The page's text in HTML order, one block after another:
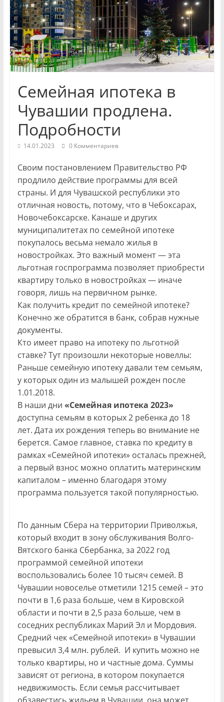
и
экономики
Новости
Чувашской
Чебоксар.
События
происшествия,
интервью,
инсайды.
Семейная ипотека в
Чувашии продлена.
Подробности
14.01.2023 0 Комментариев
Своим постановлением Правительство РФ
продлило действие программы для всей
страны. И для Чувашской республики это
отличная новость, потому, что в Чебоксарах,
Новочебоксарске. Канаше и других
муниципалитетах по семейной ипотеке
покупалось весьма немало жилья в
новостройках. Это важный момент — эта
льготная госпрограмма позволяет приобрести
квартиру только в новостройках — иначе
говоря, лишь на первичном рынке.
Как получить кредит по семейной ипотеке?
Конечно же обратится в банк, собрав нужные
документы.
Кто имеет право на ипотеку по льготной
ставке? Тут произошли некоторые новеллы:
Раньше семейную ипотеку давали тем семьям,
у которых один из малышей рожден после
1.01.2018.
В наши дни «Семейная ипотека 2023»
доступна семьям в которых 2 ребенка до 18
лет. Дата их рождения теперь во внимание не
берется. Самое главное, ставка по кредиту в
рамках «Семейной ипотеки» осталась прежней,
а первый взнос можно оплатить материнским
капиталом – именно благодаря этому
программа пользуется такой популярностью.
По данным Сбера на территории Приволжья,
который входит в зону обслуживания Волго-
Вятского банка Сбербанка, за 2022 год
программой семейной ипотеки
воспользовались более 10 тысяч семей. В
Чувашии новоселье отметили 1215 семей – это
почти в 1,6 раза больше, чем в Кировской
области и почти в 2,5 раза больше, чем в
соседних республиках Марий Эл и Мордовия.
Средний чек «Семейной ипотеки» в Чувашии
превысил 3,4 млн. рублей. И купить можно не
только квартиры, но и частные дома. Суммы
зависят от региона, в котором покупается
недвижимость. Если семья рассчитывает